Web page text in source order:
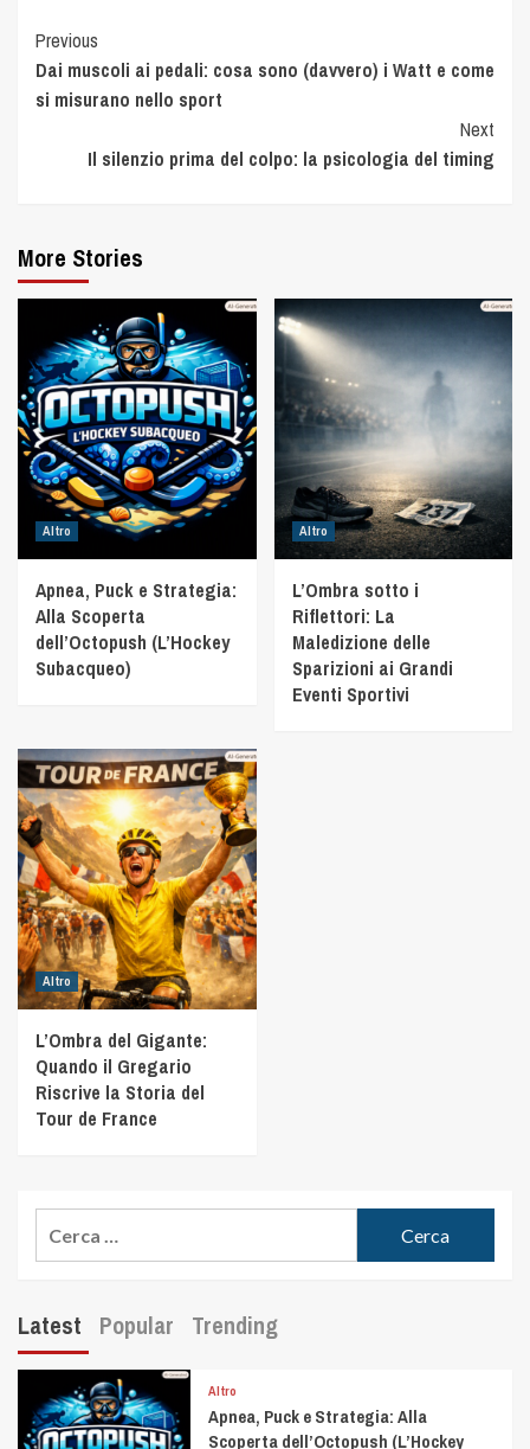
Previous
Dai muscoli ai pedali: cosa sono (davvero) i Watt e come
si misurano nello sport
Next
Il silenzio prima del colpo: la psicologia del timing
More Stories
Altro
Apnea, Puck e Strategia:
Alla Scoperta
dell’Octopush (L’Hockey
Subacqueo)
Altro
L’Ombra sotto i
Riflettori: La
Maledizione delle
Sparizioni ai Grandi
Eventi Sportivi
Altro
L’Ombra del Gigante:
Quando il Gregario
Riscrive la Storia del
Tour de France
Latest Popular Trending
Altro
Apnea, Puck e Strategia: Alla
Scoperta dell’Octopush (L’Hockey